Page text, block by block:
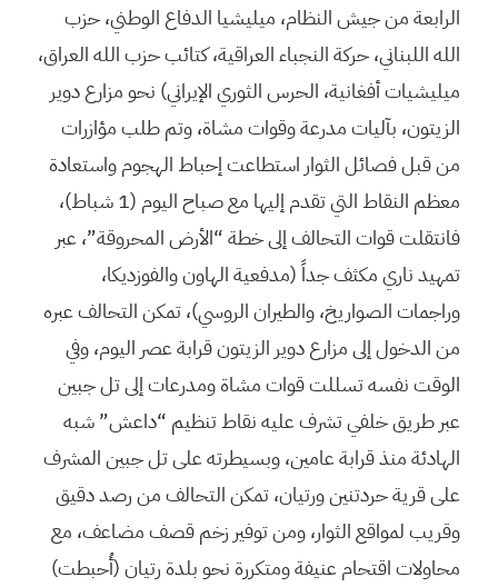
الرابعة من جيش النظام، ميليشيا الدفاع الوطني، حزب
الله اللبناني، حركة النجباء العراقية، كتائب حزب الله العراق،
ميليشيات أفغانية، الحرس الثوري الإيراني) نحو مزارع دوير
الزيتون، بآليات مدرعة وقوات مشاة، وتم طلب مؤازرات
من قبل فصائل الثوار استطاعت إحباط الهجوم واستعادة
معظم النقاط التي تقدم إليها مع صباح اليوم (1 شباط)،
فانتقلت قوات التحالف إلى خطة “الأرض المحروقة”، عبر
تمهيد ناري مكثف جداً (مدفعية الهاون والفوزديكا،
وراجمات الصواريخ، والطيران الروسي)، تمكن التحالف عبره
من الدخول إلى مزارع دوير الزيتون قرابة عصر اليوم، وفي
الوقت نفسه تسللت قوات مشاة ومدرعات إلى تل جبين
عبر طريق خلفي تشرف عليه نقاط تنظيم “داعش” شبه
الهادئة منذ قرابة عامين، وبسيطرته على تل جبين المشرف
على قرية حردتنين ورتيان، تمكن التحالف من رصد دقيق
وقريب لمواقع الثوار، ومن توفير زخم قصف مضاعف، مع
محاولات اقتحام عنيفة ومتكررة نحو بلدة رتيان (أُحبطت)